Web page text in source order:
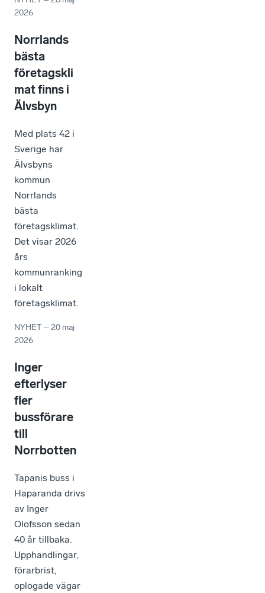
2026
Norrlands
bästa
företagskli
mat finns i
Älvsbyn
Med plats 42 i
Sverige har
Älvsbyns
kommun
Norrlands
bästa
företagsklimat.
Det visar 2026
års
kommunranking
i lokalt
företagsklimat.
NYHET –20 maj
2026
Inger
efterlyser
fler
bussförare
till
Norrbotten
Tapanis buss i
Haparanda drivs
av Inger
Olofsson sedan
40 år tillbaka.
Upphandlingar,
förarbrist,
oplogade vägar